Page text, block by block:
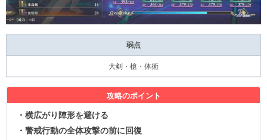
弱点
大剣・槍・体術
攻略のポイント
・横広がり陣形を避ける
・警戒行動の全体攻撃の前に回復